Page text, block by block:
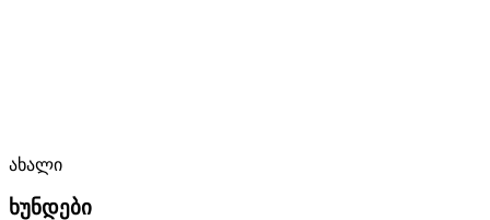
ახალი
ხუნდები